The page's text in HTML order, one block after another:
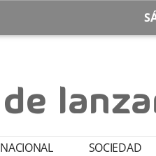
NACIONAL SOCIEDAD